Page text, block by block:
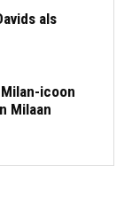
als
icoon
Milaan